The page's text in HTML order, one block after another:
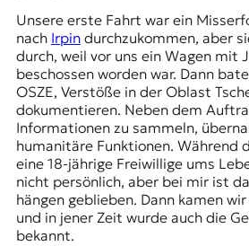
Unsere erste Fahrt war ein
nach Irpindurchzukommen, aber
durch, weil vor uns ein Wagen mit
beschossen worden war. Dann
OSZE, Verstöße in der Oblast
dokumentieren. Neben dem
Informationen zu sammeln,
humanitäre Funktionen. Während
eine 18-jährige Freiwillige ums
nicht persönlich, aber bei mir ist
hängen geblieben. Dann kamen
und in jener Zeit wurde auch die
bekannt.